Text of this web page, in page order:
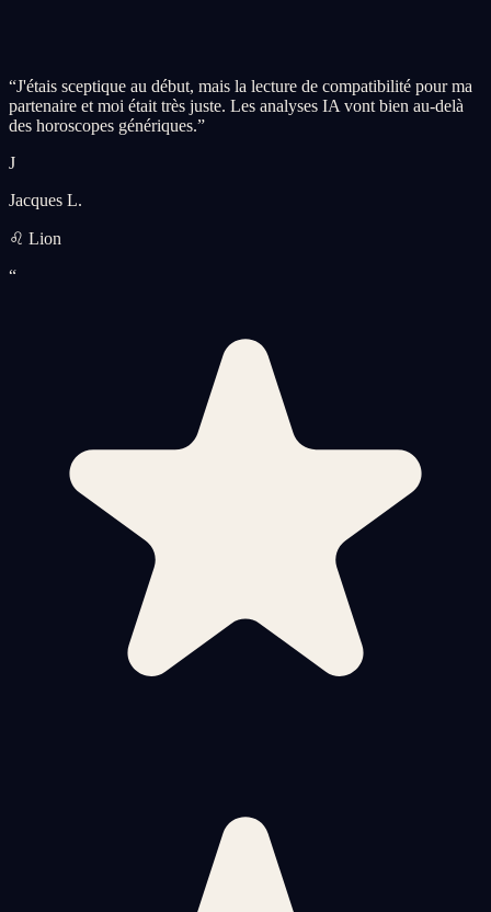
“J'étais sceptique au début, mais la lecture de compatibilité pour ma
partenaire et moi était très juste. Les analyses IA vont bien au-delà
des horoscopes génériques.”
J
Jacques L.
♌ Lion
“